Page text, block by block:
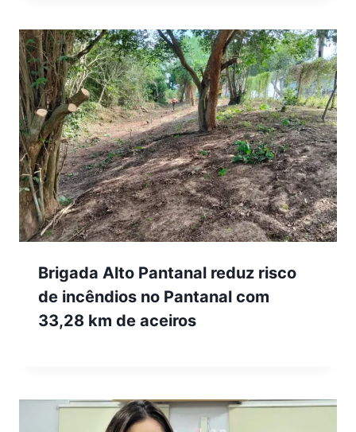
Brigada Alto Pantanal reduz risco
de incêndios no Pantanal com
33,28 km de aceiros